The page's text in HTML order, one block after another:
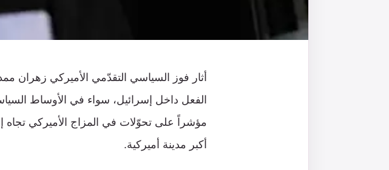
أثار فوز السياسي التقدّمي الأميركي زهران
الفعل داخل إسرائيل، سواء في الأوساط
مؤشراً على تحوّلات في المزاج الأميركي تجاه
أكبر مدينة أميركية.